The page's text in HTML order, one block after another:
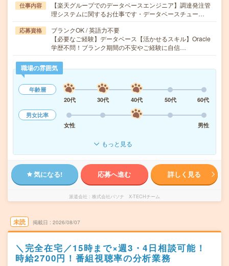
仕事内容
【楽天グループでのデータベースエンジニア】調達発注管
理システムに関するお仕事です・データベースチュー…
応募資格
ブランクOK / 英語力不要
【必要なご経験】データベース【活かせるスキル】Oracle
学歴不問！ブランク期間の不安やご経験に自信…
職場の雰囲気
年齢層
20代
30代 40代 50代
60代
男女比率
女性
男性
もっと見る
気になる! 応募へ進む 詳しく見る
派遣会社 株式会社パソナ X-TECHチーム
未読 掲載日 2026/08/07
＼完全在宅／15時まで×週3・4日相談可能！
時給2700円！番組視聴率の分析業務